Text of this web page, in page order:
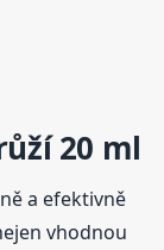
20 ml
a efektivně
vhodnou